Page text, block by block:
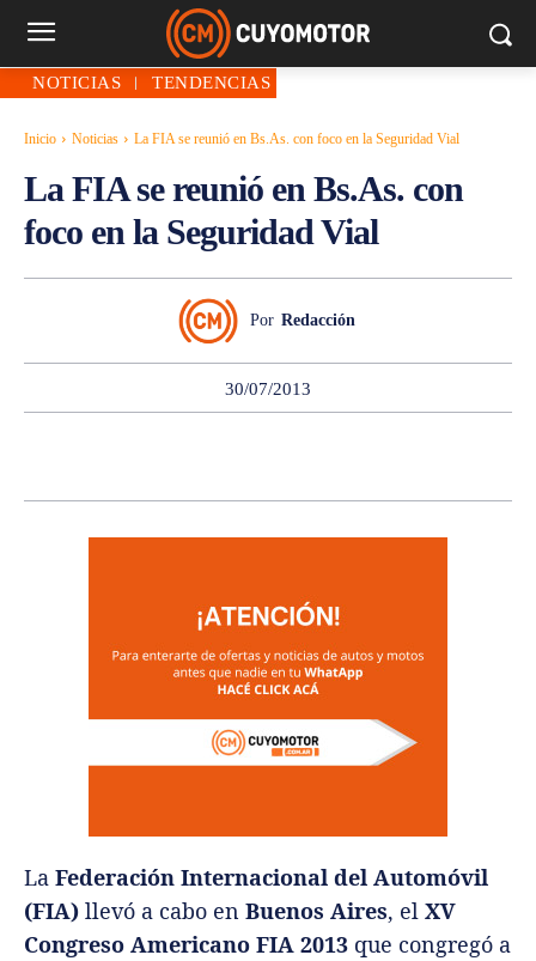
NOTICIAS TENDENCIAS
Inicio Noticias La FIA se reunió en Bs.As. con foco en la Seguridad Vial
La FIA se reunió en Bs.As. con
foco en la Seguridad Vial
Por Redacción
30/07/2013
La Federación Internacional del Automóvil
(FIA) llevó a cabo en Buenos Aires, el XV
Congreso Americano FIA 2013 que congregó a